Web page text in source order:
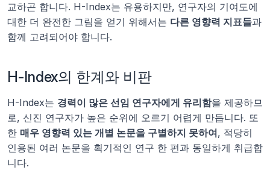
교하곤 합니다. H-Index는 유용하지만, 연구자의 기여도에
대한 더 완전한 그림을 얻기 위해서는 다른 영향력 지표들과
함께 고려되어야 합니다.
H-Index의 한계와 비판
H-Index는 경력이 많은 선임 연구자에게 유리함을 제공하므
로, 신진 연구자가 높은 순위에 오르기 어렵게 만듭니다. 또
한 매우 영향력 있는 개별 논문을 구별하지 못하여, 적당히
인용된 여러 논문을 획기적인 연구 한 편과 동일하게 취급합
니다.